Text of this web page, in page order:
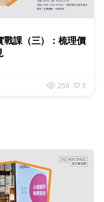
課（三）：梳理價
250 3